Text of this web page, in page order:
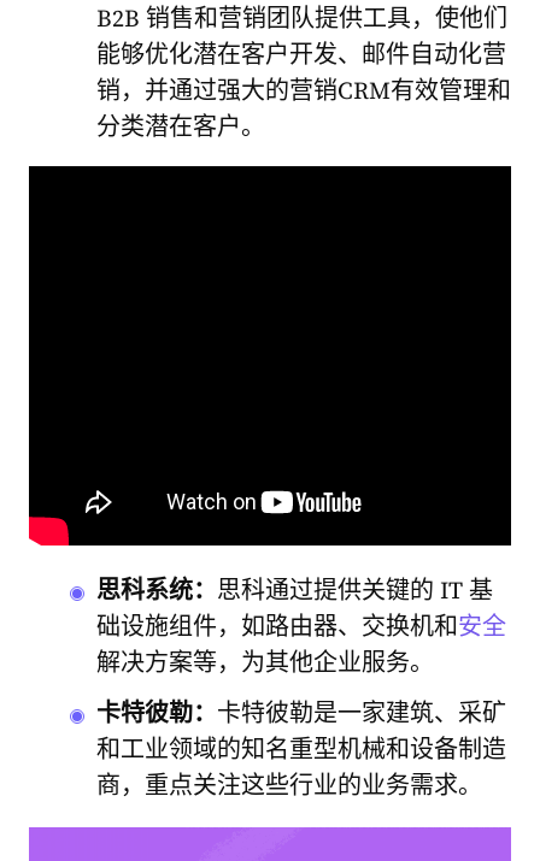
B2B 销售和营销团队提供工具，使他们
能够优化潜在客户开发、邮件自动化营
销，并通过强大的营销CRM有效管理和
分类潜在客户。
思科系统： 思科通过提供关键的 IT 基
础设施组件，如路由器、交换机和安全
解决方案等，为其他企业服务。
卡特彼勒： 卡特彼勒是一家建筑、采矿
和工业领域的知名重型机械和设备制造
商，重点关注这些行业的业务需求。